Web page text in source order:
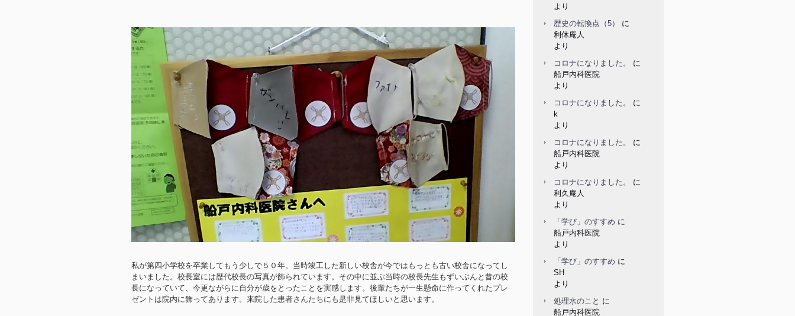
私が第四小学校を卒業してもう少しで５０年。当時竣工した新しい校舎が今ではもっとも古い校舎になってし
まいました。校長室には歴代校長の写真が飾られています。その中に並ぶ当時の校長先生もずいぶんと昔の校
長になっていて、今更ながらに自分が歳をとったことを実感します。後輩たちが一生懸命に作ってくれたプレ
ゼントは院内に飾ってあります。来院した患者さんたちにも是非見てほしいと思います。
より
歴史の転換点（5）
に
利休庵人
より
コロナになりました。
に
船戸内科医院
より
コロナになりました。
に
k
より
コロナになりました。
に
船戸内科医院
より
コロナになりました。
に
利久庵人
より
「学び」のすすめ に
船戸内科医院
より
「学び」のすすめ に
SH
より
処理水のこと に
船戸内科医院